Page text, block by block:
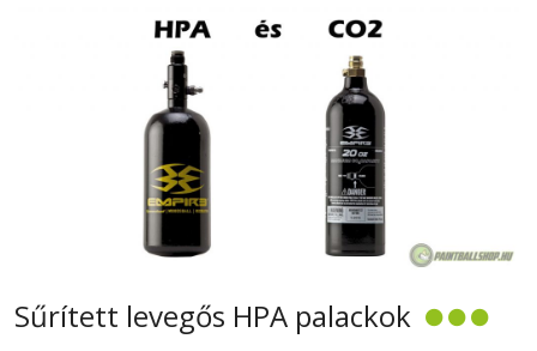
Sűrített levegős HPA palackok